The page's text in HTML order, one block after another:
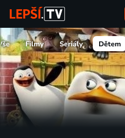
Filmy Seriály Dětem